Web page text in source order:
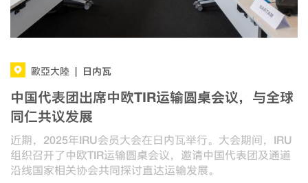
歐亞大陸 日内瓦
中国代表团出席中欧TIR运输圆桌会议，与全球
同仁共议发展
近期，2025年IRU会员大会在日内瓦举行。大会期间，IRU
组织召开了中欧TIR运输圆桌会议，邀请中国代表团及通道
沿线国家相关协会共同探讨直达运输发展。